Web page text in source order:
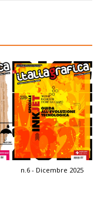
n.6 - Dicembre 2025